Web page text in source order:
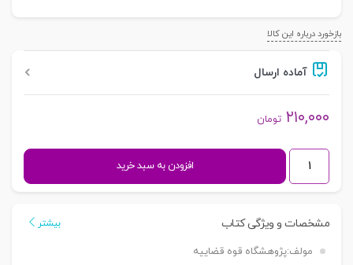
بازخورد درباره این کالا
آماده ارسال
۲۱۰,۰۰۰ تومان
نشست
های
آرای
افزودن به سبد خرید
مشخصات و ویژگی کتاب بیشتر
مولف:پژوهشگاه قوه قضاییه